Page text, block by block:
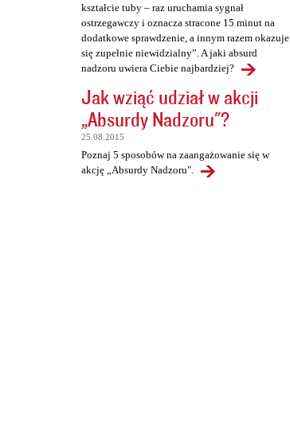
kształcie tuby – raz uruchamia sygnał
ostrzegawczy i oznacza stracone 15 minut na
dodatkowe sprawdzenie, a innym razem okazuje
się zupełnie niewidzialny”. A jaki absurd
nadzoru uwiera Ciebie najbardziej?
Jak wziąć udział w akcji
„Absurdy Nadzoru"?
25.08.2015
Poznaj 5 sposobów na zaangażowanie się w
akcję „Absurdy Nadzoru".